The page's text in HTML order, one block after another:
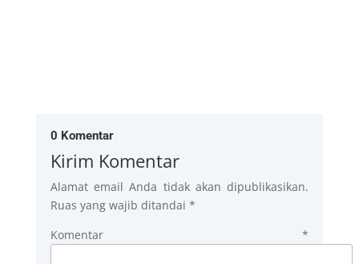
0 Komentar
Kirim Komentar
Alamat email Anda tidak akan dipublikasikan.
Ruas yang wajib ditandai *
Komentar*